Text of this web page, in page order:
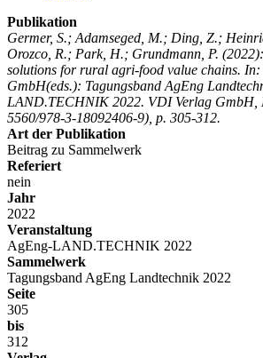
Publikation
Germer, S.; Adamseged, M.; Ding, Z.;
Orozco, R.; Park, H.; Grundmann, P.
solutions for rural agri-food value chains. In:
GmbH(eds.): Tagungsband AgEng
LAND.TECHNIK 2022. VDI Verlag GmbH,
5560/978-3-18092406-9), p. 305-312.
Art der Publikation
Beitrag zu Sammelwerk
Referiert
nein
Jahr
2022
Veranstaltung
AgEng-LAND.TECHNIK 2022
Sammelwerk
Tagungsband AgEng Landtechnik 2022
Seite
305
bis
312